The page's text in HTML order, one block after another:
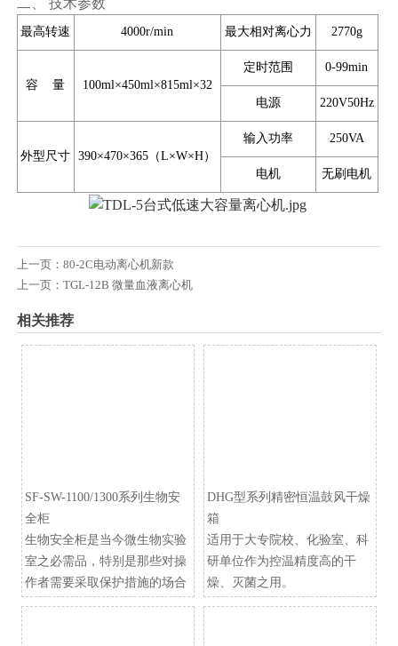
二、 技术参数
最高转速 4000r/min 最大相对离心力 2770g
容 量 100ml×450ml×815ml×32
定时范围 0-99min
电源 220V50Hz
外型尺寸 390×470×365（L×W×H）
输入功率 250VA
电机 无刷电机
上一页： 80-2C电动离心机新款
上一页： TGL-12B 微量血液离心机
相关推荐
SF-SW-1100/1300系列生物安
全柜
生物安全柜是当今微生物实验
室之必需品，特别是那些对操
作者需要采取保护措施的场合
DHG型系列精密恒温鼓风干燥
箱
适用于大专院校、化验室、科
研单位作为控温精度高的干
燥、灭菌之用。